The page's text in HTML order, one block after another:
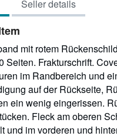
out
of
stars
Seller details
mit rotem
Seiten. Frakturschrift.
im Randbereich und
auf der Rückseite,
ein wenig eingerissen.
Fleck am oberen
und im vorderen und